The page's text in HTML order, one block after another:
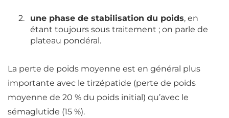
une phase de stabilisation du poids, en
étant toujours sous traitement ; on parle de
plateau pondéral.
La perte de poids moyenne est en général plus
importante avec le tirzépatide (perte de poids
moyenne de 20 % du poids initial) qu’avec le
sémaglutide (15 %).